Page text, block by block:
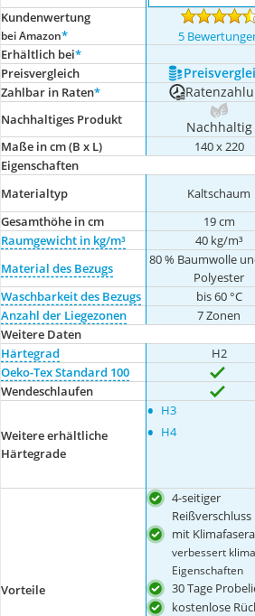
Kundenwertung
bei Amazon* 5
Erhältlich bei*
Preis­vergleich
Zahlbar in Raten*
Nachhaltiges Produkt Nachhaltig
Maße in cm (B x L) 140 x 220
Eigenschaften
Materialtyp
Kaltschaum
Gesamthöhe in cm
19 cm
Raumgewicht in kg/m³
40 kg/m³
Material des Bezugs
80 % Baumwolle
Polyester
Waschbarkeit des Bezugs
bis 60 °C
Anzahl der Liegezonen
7 Zonen
Weitere Daten
Härtegrad
H2
Oeko-Tex Standard 100
Wendeschlaufen
Weitere erhältliche
Härtegrade
• H3
• H4
Vorteile
4-seitiger
Reißverschluss
mit
verbessert
Eigenschaften
30 Tage
kostenlose